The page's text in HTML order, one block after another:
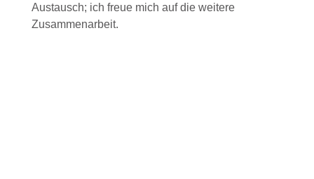
Austausch; ich freue mich auf die weitere
Zusammenarbeit.